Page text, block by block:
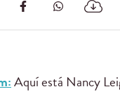
Aquí está Nancy